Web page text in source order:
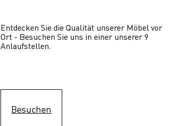
Entdecken Sie die Qualität unserer Möbel vor
Ort - Besuchen Sie uns in einer unserer 9
Anlaufstellen.
Besuchen